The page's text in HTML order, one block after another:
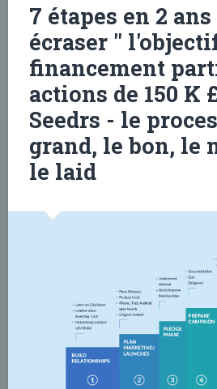
7 étapes en 2
écraser ''
financement
actions de 150 K
Seedrs - le
grand, le bon, le
le laid